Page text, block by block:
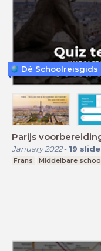
Parijs
January 2022- 19
Frans Middelbare
Dé Schoolreisgids